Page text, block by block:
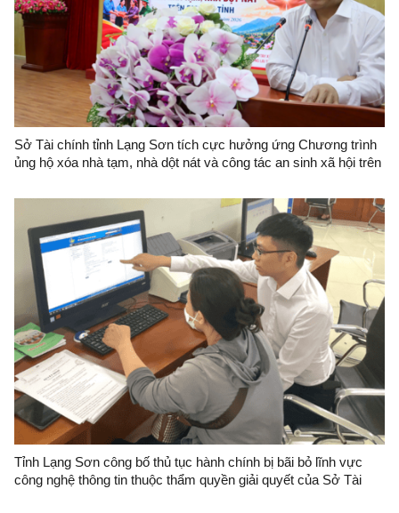
Sở Tài chính tỉnh Lạng Sơn tích cực hưởng ứng Chương trình
ủng hộ xóa nhà tạm, nhà dột nát và công tác an sinh xã hội trên
Tỉnh Lạng Sơn công bố thủ tục hành chính bị bãi bỏ lĩnh vực
công nghệ thông tin thuộc thẩm quyền giải quyết của Sở Tài